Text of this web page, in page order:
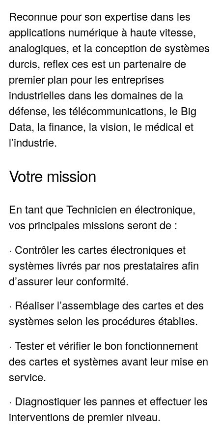
Reconnue pour son expertise dans les
applications numérique à haute vitesse,
analogiques, et la conception de systèmes
durcis, reflex ces est un partenaire de
premier plan pour les entreprises
industrielles dans les domaines de la
défense, les télécommunications, le Big
Data, la finance, la vision, le médical et
l’industrie.
Votre mission
En tant que Technicien en électronique,
vos principales missions seront de :
· Contrôler les cartes électroniques et
systèmes livrés par nos prestataires afin
d’assurer leur conformité.
· Réaliser l’assemblage des cartes et des
systèmes selon les procédures établies.
· Tester et vérifier le bon fonctionnement
des cartes et systèmes avant leur mise en
service.
· Diagnostiquer les pannes et effectuer les
interventions de premier niveau.